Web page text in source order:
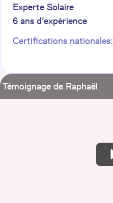
Experte Solaire
6 ans d'expérience
Certifications nationales:
Témoignage de Raphaël